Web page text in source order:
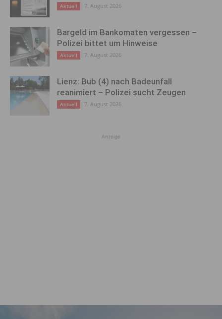
Aktuell 7. August 2026
Bargeld im Bankomaten vergessen –
Polizei bittet um Hinweise
Aktuell 7. August 2026
Lienz: Bub (4) nach Badeunfall
reanimiert – Polizei sucht Zeugen
Aktuell 7. August 2026
Anzeige